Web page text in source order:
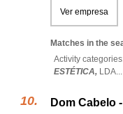
Ver empresa
Matches in the
Activity
ESTÉTICA, LDA...
Dom Cabelo